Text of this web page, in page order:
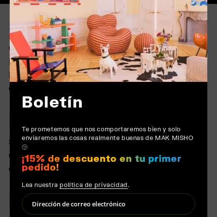
INFORMACIÓN
CONDICIONES COMERCIALES
DEVOLUCIONES
PREGUNTAS FRECUENTES
GALLETAS
SOBRE NOSOTROS
CONTACTO
CONDICIONES GENERALES
MAK MISHO
Boletín
Te prometemos que nos comportaremos bien y solo
enviaremos las cosas realmente buenas de MAK MISHO
㋡
¡15% de descuento en tu primer
pedido!
Lea nuestrapolítica de privacidad.